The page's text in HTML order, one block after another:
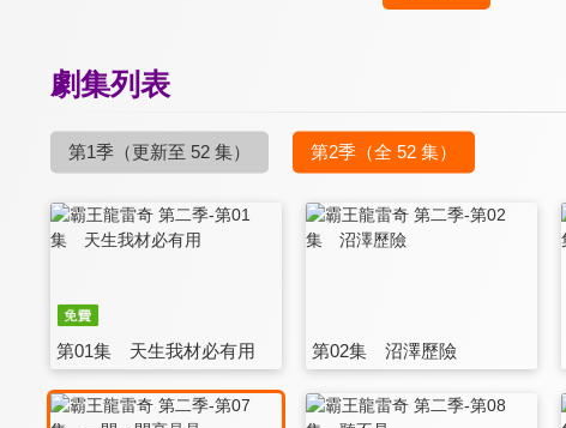
劇集列表
第1季 （更新至 52 集） 第2季 （全 52 集）
第01集 天生我材必有用 第02集 沼澤歷險